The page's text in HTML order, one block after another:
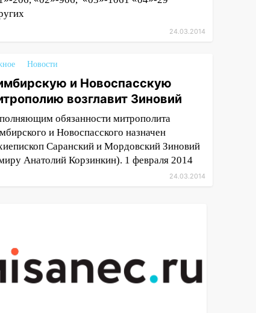
24.03.2014
Новости
и Новоспасскую
возглавит Зиновий
обязанности митрополита
и Новоспасского назначен
Саранский и Мордовский Зиновий
Анатолий Корзинкин). 1 февраля 2014
24.03.2014